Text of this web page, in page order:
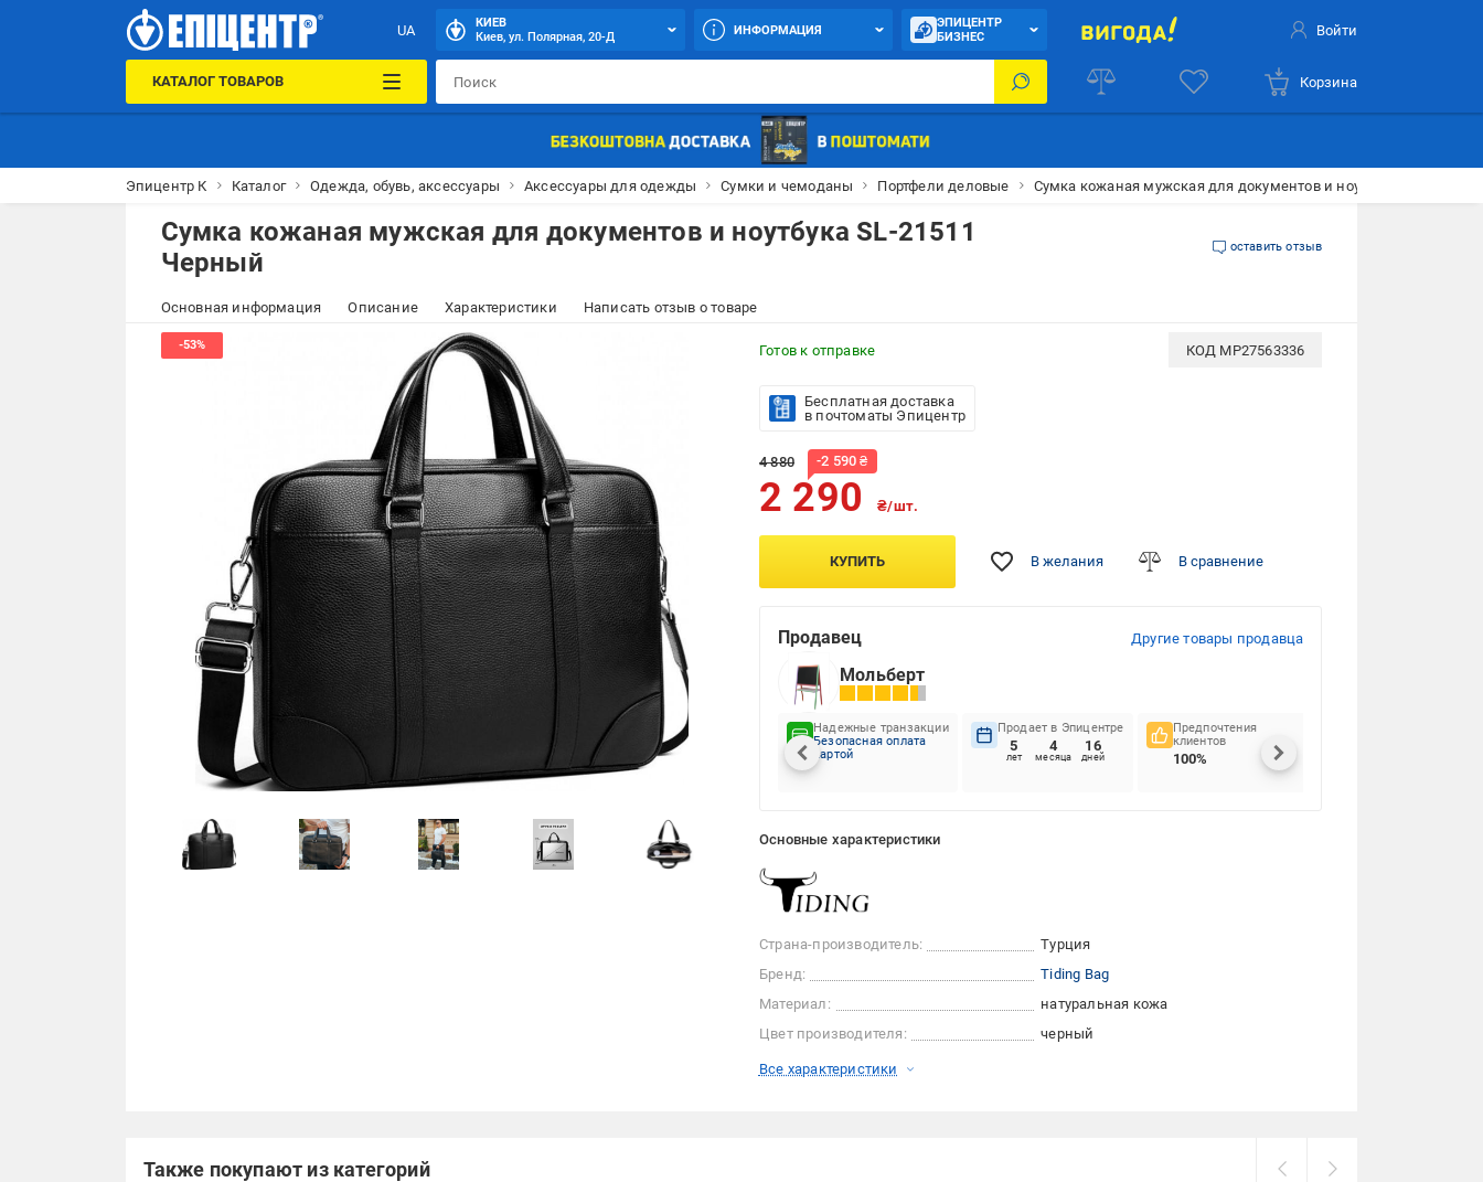
UA
КИЕВ
Киев, ул. Полярная, 20-Д
ИНФОРМАЦИЯ
ЭПИЦЕНТР
БИЗНЕС
Войти
КАТАЛОГ ТОВАРОВ Корзина
Эпицентр К Каталог Одежда, обувь, аксессуары Аксессуары для одежды Сумки и чемоданы Портфели деловые Сумка кожаная мужская для документов и ноутбука SL-21511
Сумка кожаная мужская для документов и ноутбука SL-21511
Черный
оставить отзыв
Основная информация Описание Характеристики Написать отзыв о товаре
Готов к отправке КОД MP27563336
Бесплатная доставка
в почтоматы Эпицентр
4 880 -2 590 ₴
2 290 ₴/шт.
КУПИТЬ В желания В сравнение
Продавец Другие товары продавца
Мольберт
Надежные транзакции
Безопасная оплата
картой
Продает в Эпицентре
5
лет
4
месяца
16
дней
Предпочтения
клиентов
100%
Основные характеристики
Страна-производитель:
Турция
Бренд:
Tiding Bag
Материал:
натуральная кожа
Цвет производителя:
черный
Все характеристики
Также покупают из категорий